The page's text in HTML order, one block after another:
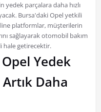
yedek parçalara daha hızlı
Bursa'daki Opel yetkili
platformlar, müşterilerin
sağlayarak otomobil bakım
hale getirecektir.
Opel Yedek
Daha